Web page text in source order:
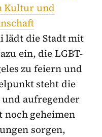
Kultur und
lädt die Stadt mit
ein, die LGBT-
zu feiern und
steht die
aufregender
noch geheimen
sorgen,